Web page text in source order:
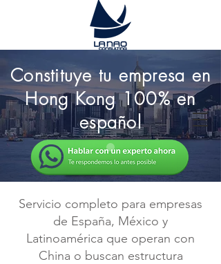
Constituye tu empresa en
Hong Kong 100% en
español
Servicio completo para empresas
de España, México y
Latinoamérica que operan con
China o buscan estructura